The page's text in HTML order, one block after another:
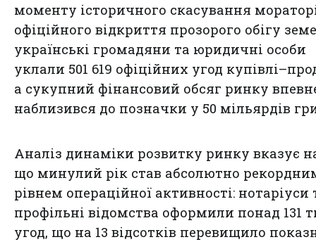
моменту історичного скасування
офіційного відкриття прозорого обігу
українські громадяни та юридичні особи
уклали 501 619 офіційних угод
а сукупний фінансовий обсяг ринку
наблизився до позначки у 50 мільярдів
Аналіз динаміки розвитку ринку вказує
що минулий рік став абсолютно
рівнем операційної активності: нотаріуси
профільні відомства оформили понад 131
угод, що на 13 відсотків перевищило